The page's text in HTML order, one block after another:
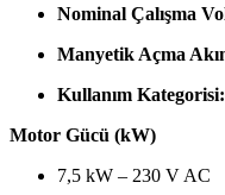
Nominal Çalışma
Manyetik Açma
Kullanım Kategorisi:
Motor Gücü (kW)
7,5 kW – 230 V AC